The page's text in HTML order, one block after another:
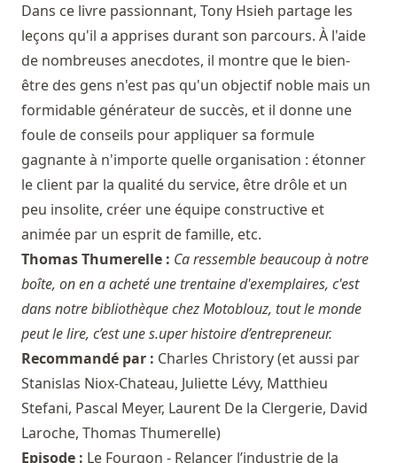
Dans ce livre passionnant, Tony Hsieh partage les
leçons qu'il a apprises durant son parcours. À l'aide
de nombreuses anecdotes, il montre que le bien-
être des gens n'est pas qu'un objectif noble mais un
formidable générateur de succès, et il donne une
foule de conseils pour appliquer sa formule
gagnante à n'importe quelle organisation : étonner
le client par la qualité du service, être drôle et un
peu insolite, créer une équipe constructive et
animée par un esprit de famille, etc.
Thomas Thumerelle : Ca ressemble beaucoup à notre
boîte, on en a acheté une trentaine d'exemplaires, c'est
dans notre bibliothèque chez Motoblouz, tout le monde
peut le lire, c’est une s.uper histoire d’entrepreneur.
Recommandé par : Charles Christory(et aussi par
Stanislas Niox-Chateau, Juliette Lévy, Matthieu
Stefani, Pascal Meyer, Laurent De la Clergerie, David
Laroche, Thomas Thumerelle)
Episode : Le Fourgon - Relancer l’industrie de la